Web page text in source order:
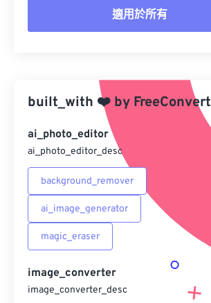
適用於所有
另存為預設
built_with ❤️ by FreeConvert
ai_photo_editor
ai_photo_editor_desc
background_remover
ai_image_generator
magic_eraser
image_converter
image_converter_desc